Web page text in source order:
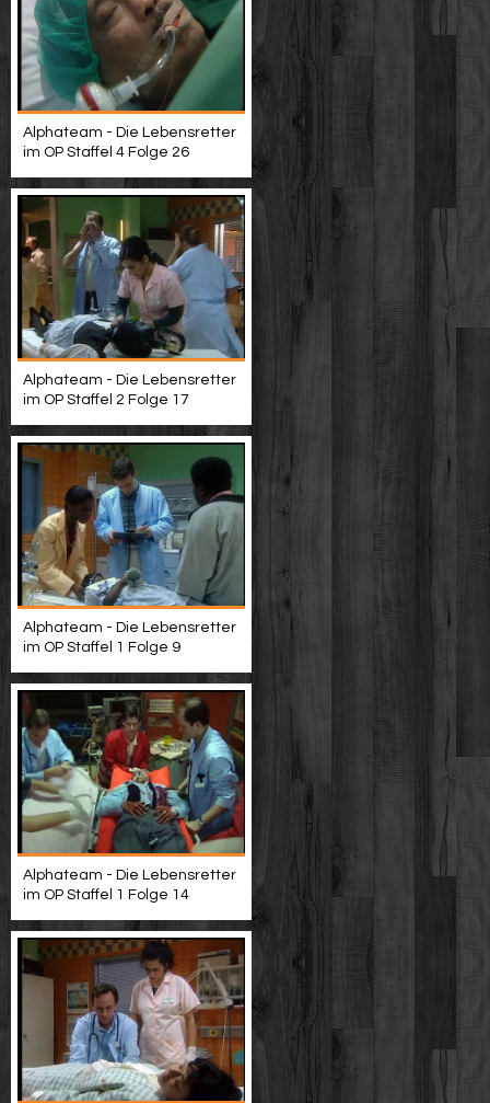
Alphateam - Die Lebensretter
im OP Staffel 4 Folge 26
Alphateam - Die Lebensretter
im OP Staffel 2 Folge 17
Alphateam - Die Lebensretter
im OP Staffel 1 Folge 9
Alphateam - Die Lebensretter
im OP Staffel 1 Folge 14